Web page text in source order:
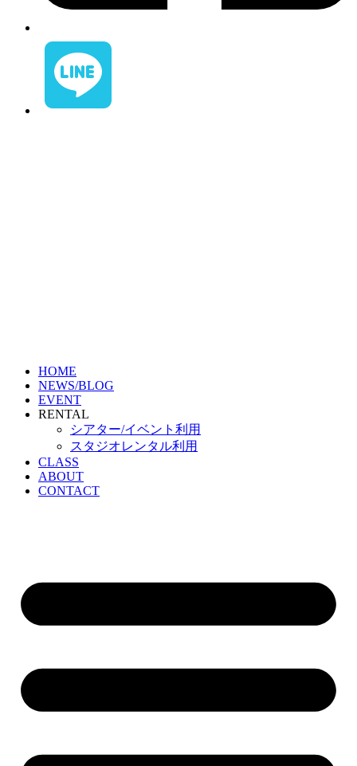
HOME
NEWS/BLOG
EVENT
RENTAL
シアター/イベント利用
スタジオレンタル利用
CLASS
ABOUT
CONTACT